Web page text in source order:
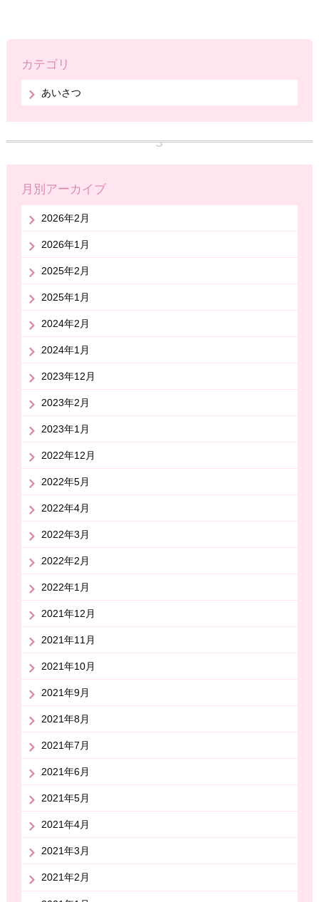
カテゴリ
あいさつ
月別アーカイブ
2026年2月
2026年1月
2025年2月
2025年1月
2024年2月
2024年1月
2023年12月
2023年2月
2023年1月
2022年12月
2022年5月
2022年4月
2022年3月
2022年2月
2022年1月
2021年12月
2021年11月
2021年10月
2021年9月
2021年8月
2021年7月
2021年6月
2021年5月
2021年4月
2021年3月
2021年2月